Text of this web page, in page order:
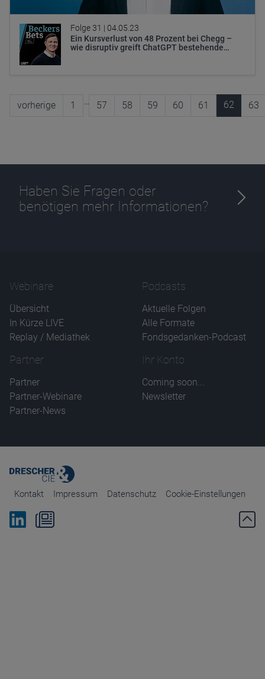
Folge 31 | 04.05.23
Ein Kursverlust von 48 Prozent bei Chegg –
wie disruptiv greift ChatGPT bestehende…
vorherige 1 57 58 59 60 61 62 63
Haben Sie Fragen oder
benötigen mehr Informationen?
Webinare
Übersicht
In Kürze LIVE
Replay / Mediathek
Podcasts
Aktuelle Folgen
Alle Formate
Fondsgedanken-Podcast
Partner
Partner
Partner-Webinare
Partner-News
Ihr Konto
Coming soon...
Newsletter
Kontakt Impressum Datenschutz Cookie-Einstellungen
Bei Linkedin folgen
Zum Newsletter anmelden